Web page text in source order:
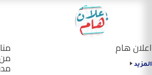
اعلان هام
المزيد